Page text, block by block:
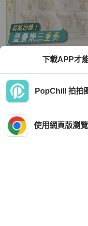
白色
TWD 19,388
全新品
下載APP才
PopChill 拍拍
使用網頁版瀏